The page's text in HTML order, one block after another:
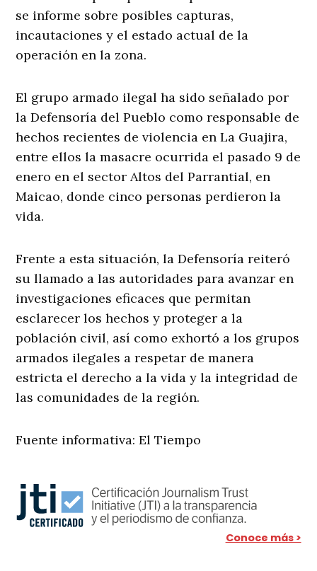
se informe sobre posibles capturas,
incautaciones y el estado actual de la
operación en la zona.
El grupo armado ilegal ha sido señalado por
la Defensoría del Pueblo como responsable de
hechos recientes de violencia en La Guajira,
entre ellos la masacre ocurrida el pasado 9 de
enero en el sector Altos del Parrantial, en
Maicao, donde cinco personas perdieron la
vida.
Frente a esta situación, la Defensoría reiteró
su llamado a las autoridades para avanzar en
investigaciones eficaces que permitan
esclarecer los hechos y proteger a la
población civil, así como exhortó a los grupos
armados ilegales a respetar de manera
estricta el derecho a la vida y la integridad de
las comunidades de la región.
Fuente informativa: El Tiempo
Conoce más >